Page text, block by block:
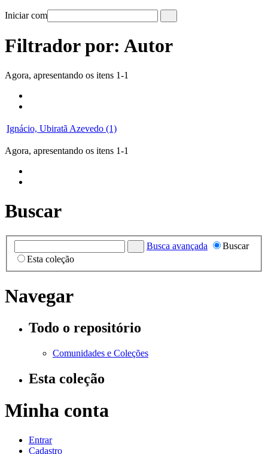
Iniciar com
Filtrador por: Autor
Agora, apresentando os itens 1-1
Ignácio, Ubiratã Azevedo (1)
Agora, apresentando os itens 1-1
Buscar
Busca avançada
Buscar
Esta coleção
Navegar
Todo o repositório
Comunidades e Coleções
Esta coleção
Minha conta
Entrar
Cadastro